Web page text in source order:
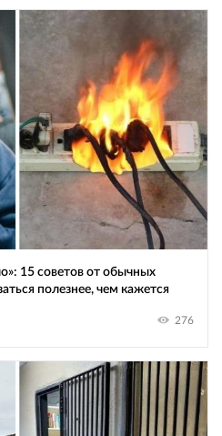
15 советов от обычных
полезнее, чем кажется
276